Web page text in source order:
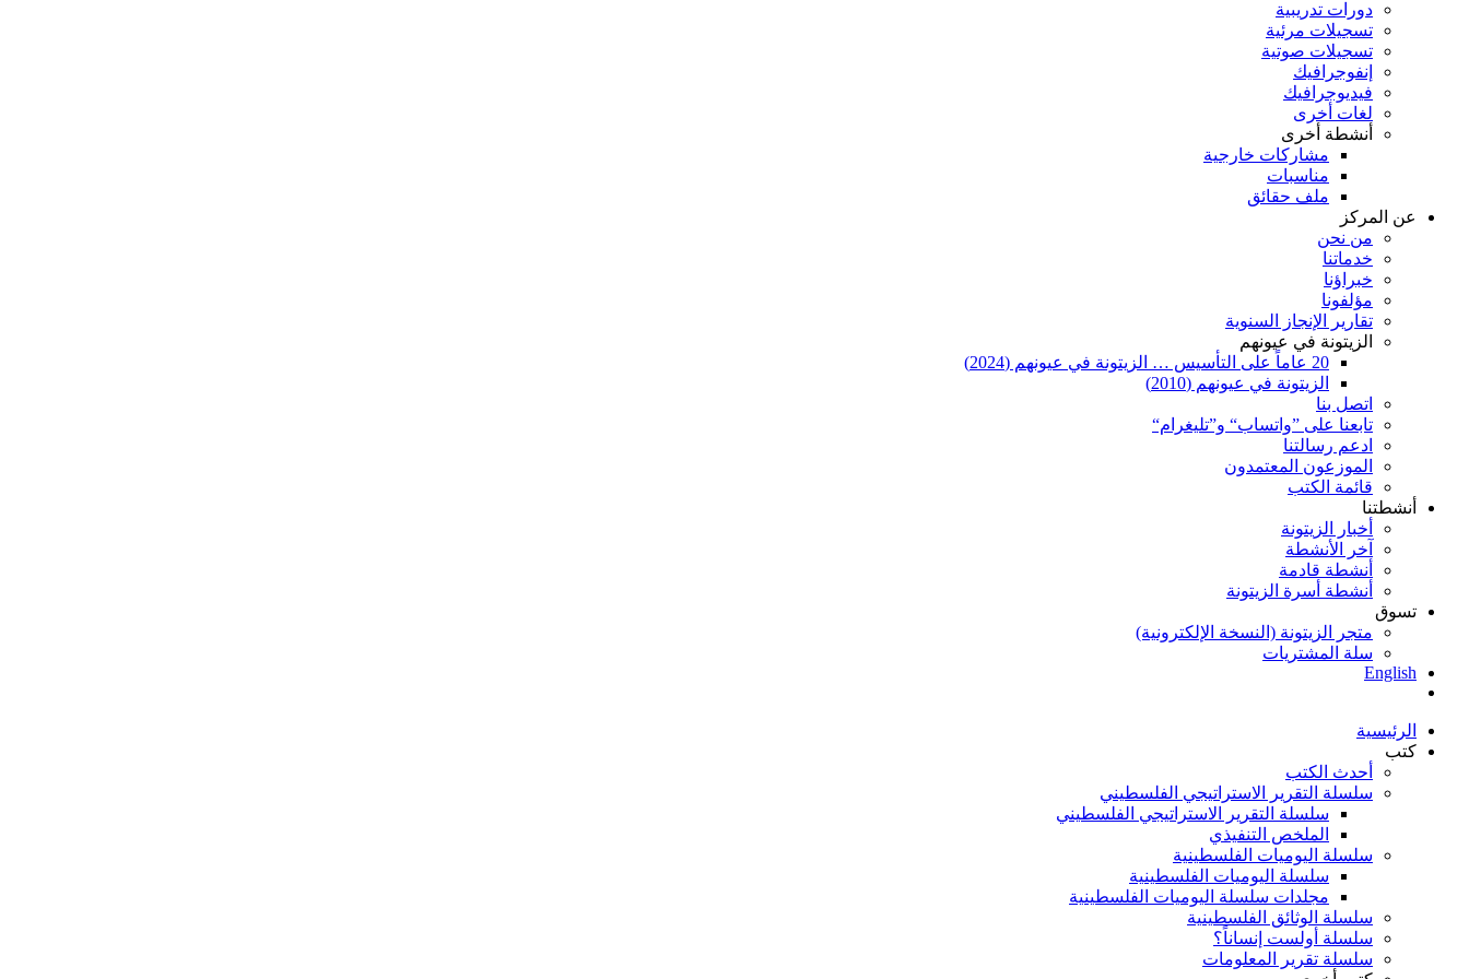
دورات تدريبية
تسجيلات مرئية
تسجيلات صوتية
إنفوجرافيك
فيديوجرافيك
لغات أخرى
أنشطة أخرى
مشاركات خارجية
مناسبات
ملف حقائق
عن المركز
من نحن
خدماتنا
خبراؤنا
مؤلفونا
تقارير الإنجاز السنوية
الزيتونة في عيونهم
20 عاماً على التأسيس … الزيتونة في عيونهم (2024)
الزيتونة في عيونهم (2010)
اتصل بنا
تابعنا على ”واتساب“ و”تليغرام“
ادعم رسالتنا
الموزعون المعتمدون
قائمة الكتب
أنشطتنا
أخبار الزيتونة
آخر الأنشطة
أنشطة قادمة
أنشطة أسرة الزيتونة
تسوق
متجر الزيتونة (النسخة الإلكترونية)
سلة المشتريات
English
الرئيسية
كتب
أحدث الكتب
سلسلة التقرير الاستراتيجي الفلسطيني
سلسلة التقرير الاستراتيجي الفلسطيني
الملخص التنفيذي
سلسلة اليوميات الفلسطينية
سلسلة اليوميات الفلسطينية
مجلدات سلسلة اليوميات الفلسطينية
سلسلة الوثائق الفلسطينية
سلسلة أولست إنساناً؟
سلسلة تقرير المعلومات